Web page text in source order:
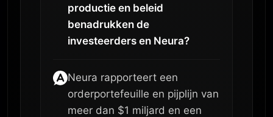
productie en beleid
benadrukken de
investeerders en Neura?
Neura rapporteert een
orderportefeuille en pijplijn van
meer dan $1 miljard en een